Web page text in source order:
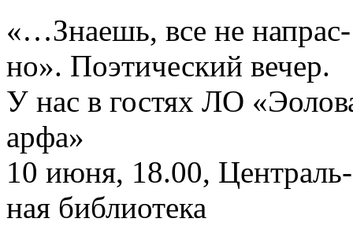
«…Знаешь, все не напрас-
но». Поэтический вечер.
У нас в гостях ЛО
арфа»
10 июня, 18.00, Централь-
ная библиотека